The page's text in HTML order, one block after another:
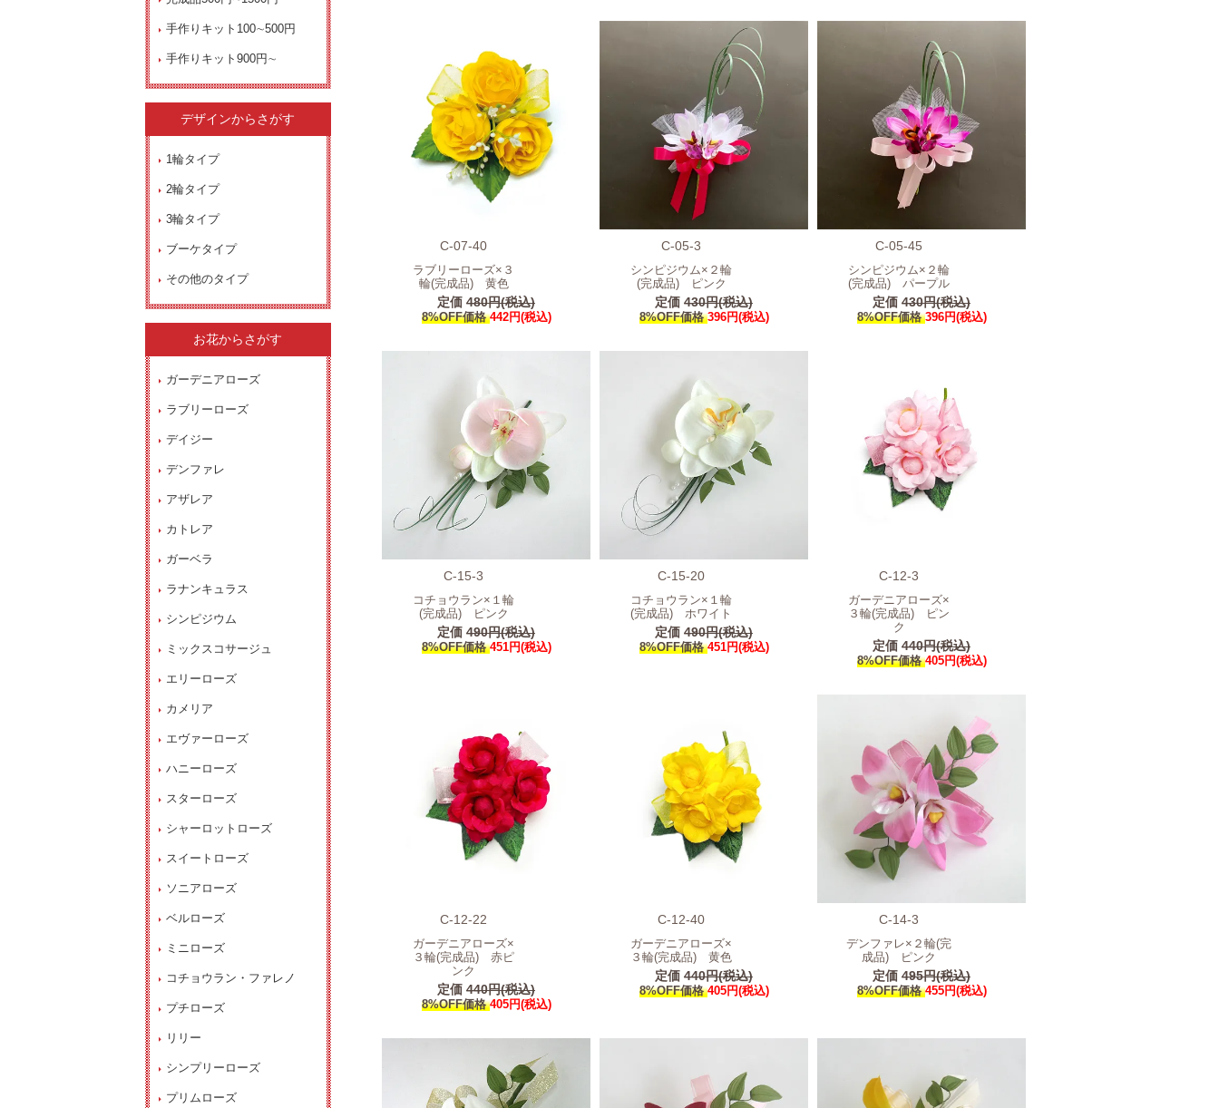
C-07-40
ラブリーローズ×３
輪(完成品) 黄色
定価 480円(税込)
8%OFF価格442円(税込)
C-05-3
シンピジウム×２輪
(完成品) ピンク
定価 430円(税込)
8%OFF価格396円(税込)
C-05-45
シンピジウム×２輪
(完成品) パープル
定価 430円(税込)
8%OFF価格396円(税込)
C-15-3
コチョウラン×１輪
(完成品) ピンク
定価 490円(税込)
8%OFF価格451円(税込)
C-15-20
コチョウラン×１輪
(完成品) ホワイト
定価 490円(税込)
8%OFF価格451円(税込)
C-12-3
ガーデニアローズ×
３輪(完成品) ピン
ク
定価 440円(税込)
8%OFF価格405円(税込)
C-12-22
ガーデニアローズ×
３輪(完成品) 赤ピ
ンク
定価 440円(税込)
8%OFF価格405円(税込)
C-12-40
ガーデニアローズ×
３輪(完成品) 黄色
定価 440円(税込)
8%OFF価格405円(税込)
C-14-3
デンファレ×２輪(完
成品) ピンク
定価 495円(税込)
8%OFF価格455円(税込)
手作りキット100∼500円
手作りキット900円∼
デザインからさがす
1輪タイプ
2輪タイプ
3輪タイプ
ブーケタイプ
その他のタイプ
お花からさがす
ガーデニアローズ
ラブリーローズ
デイジー
デンファレ
アザレア
カトレア
ガーベラ
ラナンキュラス
シンピジウム
ミックスコサージュ
エリーローズ
カメリア
エヴァーローズ
ハニーローズ
スターローズ
シャーロットローズ
スイートローズ
ソニアローズ
ベルローズ
ミニローズ
コチョウラン・ファレノ
プチローズ
リリー
シンプリーローズ
プリムローズ